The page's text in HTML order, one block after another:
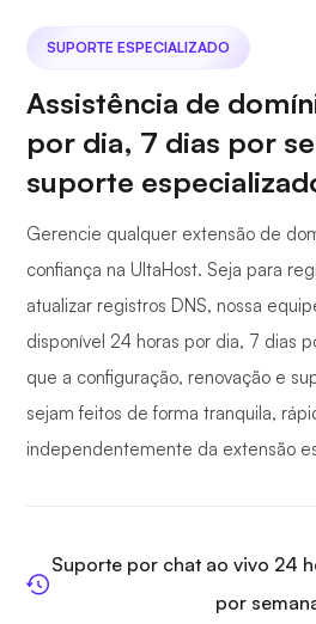
SUPORTE ESPECIALIZADO
Assistência de
por dia, 7 dias por
suporte
Gerencie qualquer extensão de
confiança na UltaHost. Seja para
atualizar registros DNS, nossa
disponível 24 horas por dia, 7 dias
que a configuração, renovação e
sejam feitos de forma tranquila,
independentemente da extensão
Suporte por chat ao vivo 24
por